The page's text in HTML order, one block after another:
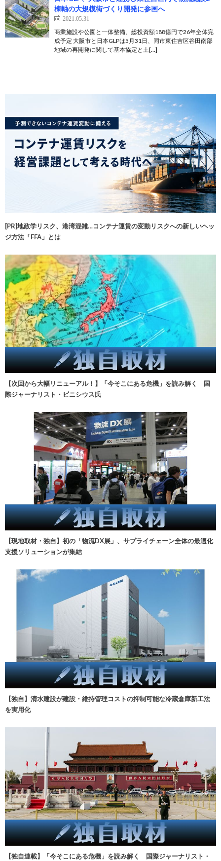
棟軸の大規模街づくり開発に参画へ
2021.05.31
商業施設や公園と一体整備、総投資額188億円で26年全体完
成予定 大阪市と日本GLPは5月31日、同市東住吉区谷田南部
地域の再開発に関して基本協定と土[…]
[PR]地政学リスク、港湾混雑…コンテナ運賃の変動リスクへの新しいヘッ
ジ方法「FFA」とは
【次回から大幅リニューアル！】「今そこにある危機」を読み解く 国
際ジャーナリスト・ビニシウス氏
【現地取材・独自】初の「物流DX展」、サプライチェーン全体の最適化
支援ソリューションが集結
【独自】清水建設が建設・維持管理コストの抑制可能な冷蔵倉庫新工法
を実用化
【独自連載】「今そこにある危機」を読み解く 国際ジャーナリスト・